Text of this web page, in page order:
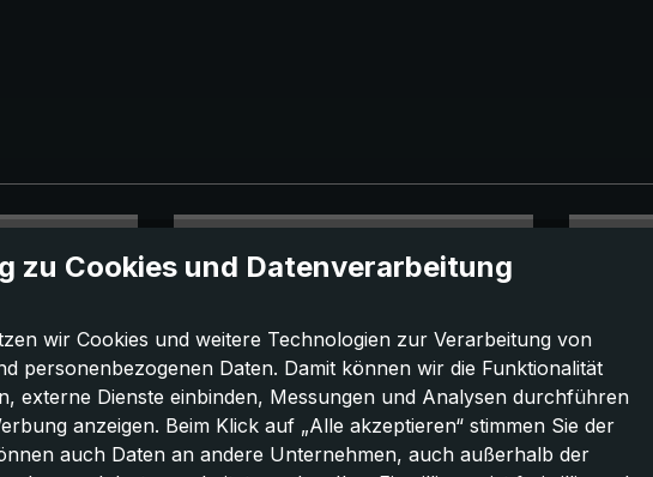
zu Cookies und Datenverarbeitung
wir Cookies und weitere Technologien zur Verarbeitung von
personenbezogenen Daten. Damit können wir die Funktionalität
externe Dienste einbinden, Messungen und Analysen durchführen
anzeigen. Beim Klick auf „Alle akzeptieren“ stimmen Sie der
auch Daten an andere Unternehmen, auch außerhalb der